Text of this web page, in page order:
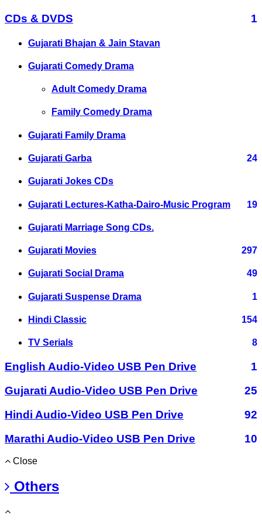
CDs & DVDS 1
Gujarati Bhajan & Jain Stavan
Gujarati Comedy Drama
Adult Comedy Drama
Family Comedy Drama
Gujarati Family Drama
Gujarati Garba 24
Gujarati Jokes CDs
Gujarati Lectures-Katha-Dairo-Music Program 19
Gujarati Marriage Song CDs.
Gujarati Movies 297
Gujarati Social Drama 49
Gujarati Suspense Drama 1
Hindi Classic 154
TV Serials 8
English Audio-Video USB Pen Drive
1
Gujarati Audio-Video USB Pen Drive
25
Hindi Audio-Video USB Pen Drive
92
Marathi Audio-Video USB Pen Drive
10
Close
Others